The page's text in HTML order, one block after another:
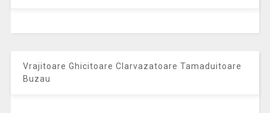
Vrajitoare Ghicitoare Clarvazatoare Tamaduitoare
Buzau